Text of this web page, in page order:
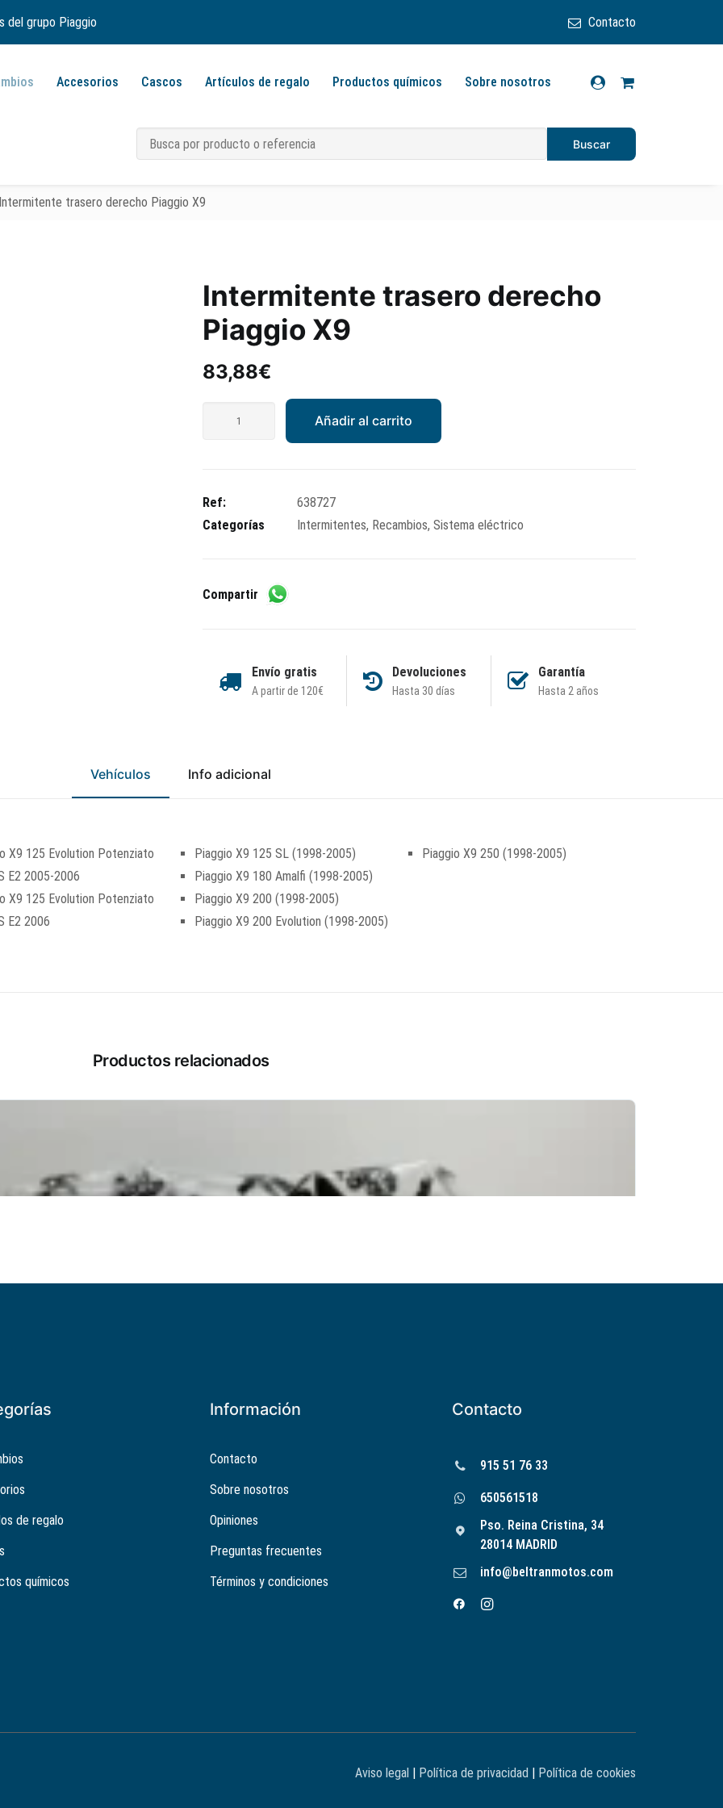
del grupo Piaggio Contacto
Accesorios Cascos Artículos de regalo Productos químicos Sobre nosotros
trasero derecho Piaggio X9
Intermitente trasero derecho
Piaggio X9
83,88€
X9
cantidad
Añadir al carrito
Ref:
638727
Categorías
Intermitentes, Recambios, Sistema eléctrico
Compartir
Envío gratis
A partir de 120€
Devoluciones
Hasta 30 días
Garantía
Hasta 2 años
Vehículos Info adicional
X9 125 Evolution Potenziato
E2 2005-2006
X9 125 Evolution Potenziato
E2 2006
Piaggio X9 125 SL (1998-2005)
Piaggio X9 180 Amalfi (1998-2005)
Piaggio X9 200 (1998-2005)
Piaggio X9 200 Evolution (1998-2005)
Piaggio X9 250 (1998-2005)
Productos relacionados
de regalo
químicos
Información
Contacto
Sobre nosotros
Opiniones
Preguntas frecuentes
Términos y condiciones
Contacto
915 51 76 33
650561518
Pso. Reina Cristina, 34
28014 MADRID
info@beltranmotos.com
Aviso legal | Política de privacidad | Política de cookies